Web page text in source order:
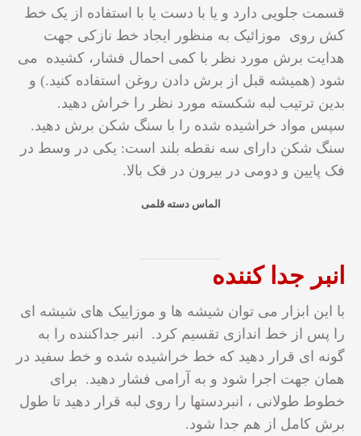
قسمت جلویی دارد و یا با دست یا با استفاده از یک خط
کش روی موزائیک به منظور ایجاد خط نازکی جهت
هدایت برش مورد نظر با کمی احمال فشار، کشیده می
شود (همیشه قبل از برش دادن روغن استفاده کنید.) و
بدین ترتیب لبه شکسته مورد نظر را خراش دهید.
سپس مواد خراشیده شده را با سنگ شکن برش دهید.
سنگ شکن دارای سه نقطه بلند است: یکی در وسط در
فک پایین و دومی در بیرون در فک بالا.
الماس دسته قلمی
انبر جدا کننده
با این ابزار می توان شیشه ها و موزاییک های شیشه ای
را پس از خط اندازی تقسیم کرد. انبر جداکننده را به
گونه ای قرار دهید که خط خراشیده شده و خط سفید در
همان جهت اجرا شود و به آرامی فشار دهید. برای
خطوط طولانی ، انبردستها را روی لبه قرار دهید تا طول
برش کامل از هم جدا شود.